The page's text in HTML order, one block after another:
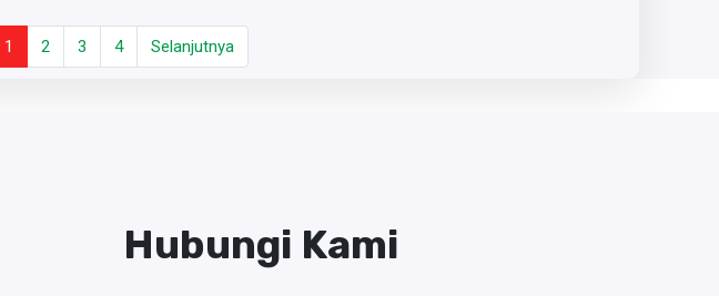
1 2 3 4 Selanjutnya
Hubungi Kami